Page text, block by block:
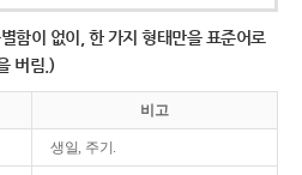
함이 없이, 한 가지 형태만을 표준어로
버림.)
비고
생일, 주기.